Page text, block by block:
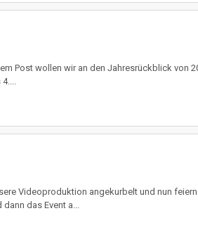
Post wollen wir an den Jahresrückblick von
Videoproduktion angekurbelt und nun
dann das Event a...